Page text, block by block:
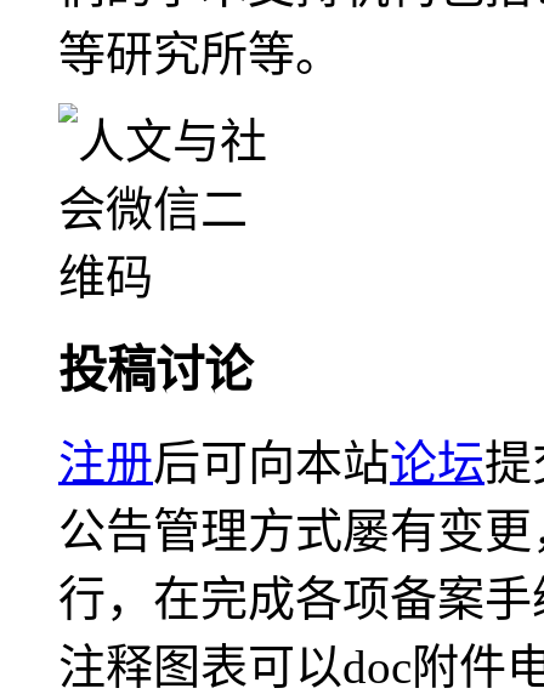
等研究所等。
投稿讨论
注册后可向本站论坛提
公告管理方式屡有变
行，在完成各项备案
注释图表可以doc附件